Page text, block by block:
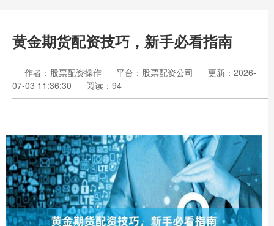
黄金期货配资技巧，新手必看指南
作者：股票配资操作 平台：股票配资公司
更新：2026-
07-03 11:36:30
阅读：94